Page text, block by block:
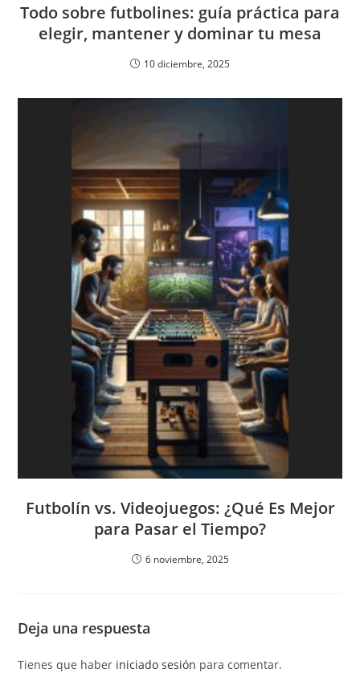
Todo sobre futbolines: guía práctica para
elegir, mantener y dominar tu mesa
10 diciembre, 2025
Futbolín vs. Videojuegos: ¿Qué Es Mejor
para Pasar el Tiempo?
6 noviembre, 2025
Deja una respuesta
Tienes que haber iniciado sesión para comentar.